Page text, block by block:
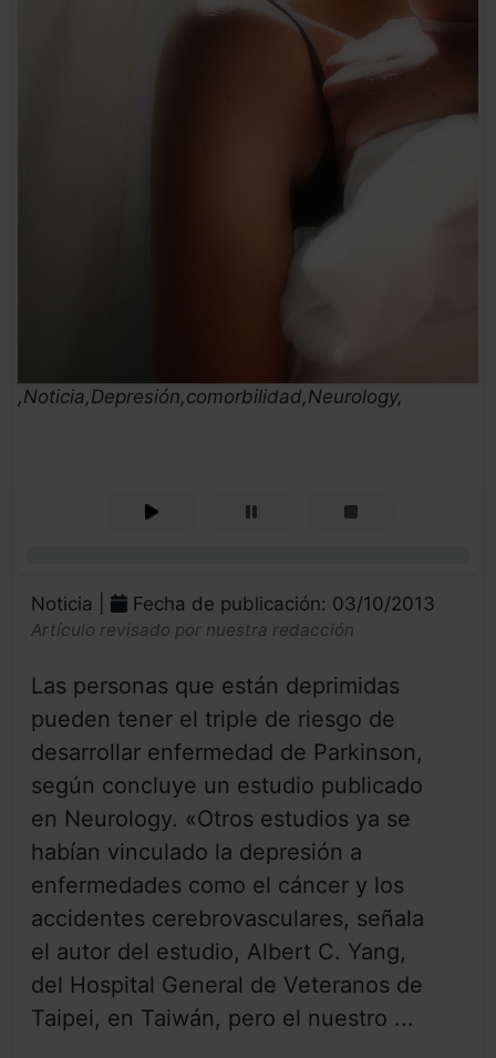
,Noticia,Depresión,comorbilidad,Neurology,
Noticia | Fecha de publicación: 03/10/2013
Artículo revisado por nuestra redacción
Las personas que están deprimidas
pueden tener el triple de riesgo de
desarrollar enfermedad de Parkinson,
según concluye un estudio publicado
en Neurology. «Otros estudios ya se
habían vinculado la depresión a
enfermedades como el cáncer y los
accidentes cerebrovasculares, señala
el autor del estudio, Albert C. Yang,
del Hospital General de Veteranos de
Taipei, en Taiwán, pero el nuestro ...